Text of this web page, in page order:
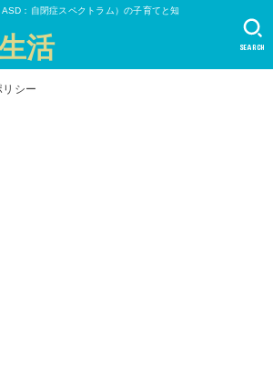
：自閉症スペクトラム）の子育てと知
活 SEARCH
リシー